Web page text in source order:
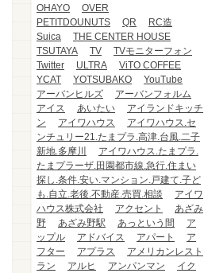
OHAYO
OVER
PETITDOUNUTS
QR
RC造
Suica
THE CENTER HOUSE
TSUTAYA
TV
TVモニターフォン
Twitter
ULTRA
ViTO COFFEE
YCAT
YOTSUBAKO
YouTube
アーバンヒルズ
アーバンフォルム
アイス
あいたい
アイランドキッチ
ン
アイワハウス
アイワハウス.セ
ンチュリー21.たまプラ.高津.台風.二子
新地.多摩川
アイワハウス.たまプラ.
たまプラーザ.田園都市線.急行.住まい
探し.条件.安い.マンション.戸建て.子ど
も.自立.老後.不動産.売買.相談
アイワ
ハウス株式会社
アクセント
あざみ
野
あざみ野駅 あっという間
ア
ップル
アドバイス アパート
ア
フター
アプラス
アメリカンレスト
ラン
アルヒ アンパンマン
イク